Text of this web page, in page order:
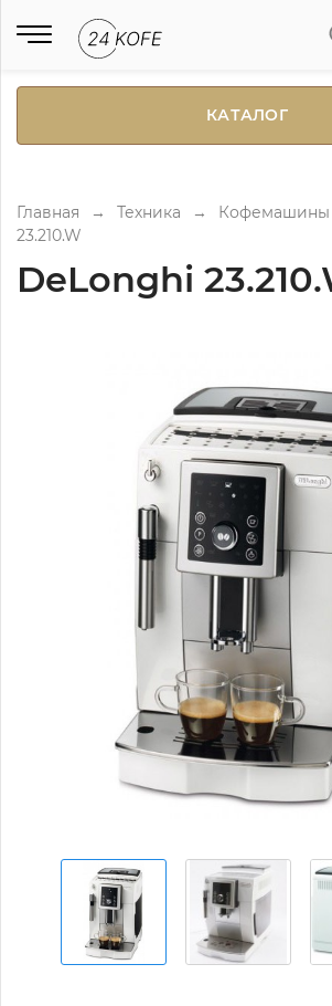
КАТАЛОГ
Главная → Техника → Кофемашины
23.210.W
DeLonghi